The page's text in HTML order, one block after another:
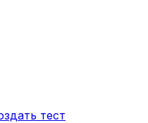
тест